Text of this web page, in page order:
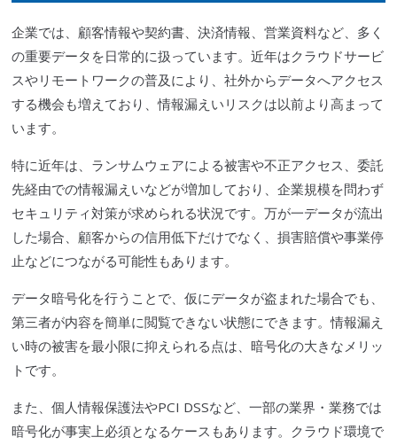
企業では、顧客情報や契約書、決済情報、営業資料など、多く
の重要データを日常的に扱っています。近年はクラウドサービ
スやリモートワークの普及により、社外からデータへアクセス
する機会も増えており、情報漏えいリスクは以前より高まって
います。
特に近年は、ランサムウェアによる被害や不正アクセス、委託
先経由での情報漏えいなどが増加しており、企業規模を問わず
セキュリティ対策が求められる状況です。万が一データが流出
した場合、顧客からの信用低下だけでなく、損害賠償や事業停
止などにつながる可能性もあります。
データ暗号化を行うことで、仮にデータが盗まれた場合でも、
第三者が内容を簡単に閲覧できない状態にできます。情報漏え
い時の被害を最小限に抑えられる点は、暗号化の大きなメリッ
トです。
また、個人情報保護法やPCI DSSなど、一部の業界・業務では
暗号化が事実上必須となるケースもあります。クラウド環境で